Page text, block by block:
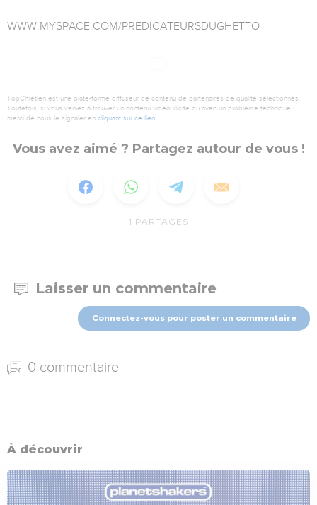
WWW.MYSPACE.COM/PREDICATEURSDUGHETTO
TopChrétien est une plate-forme diffuseur de contenu de partenaires de qualité sélectionnés.
Toutefois, si vous veniez à trouver un contenu vidéo illicite ou avec un problème technique,
merci de nous le signaler en cliquant sur ce lien.
Vous avez aimé ? Partagez autour de vous !
1 PARTAGES
Laisser un commentaire
Connectez-vous pour poster un commentaire
0 commentaire
À découvrir